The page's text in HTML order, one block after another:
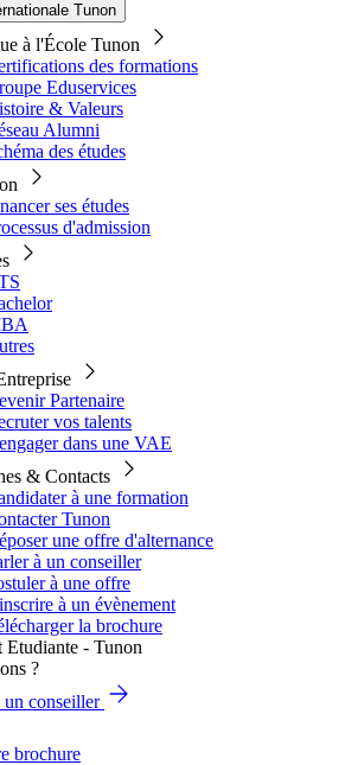
Tunon
à l'École Tunon
des formations
Eduservices
& Valeurs
Alumni
des études
ses études
d'admission
Partenaire
vos talents
dans une VAE
& Contacts
à une formation
Tunon
une offre d'alternance
à un conseiller
à une offre
à un évènement
la brochure
?
un conseiller
brochure